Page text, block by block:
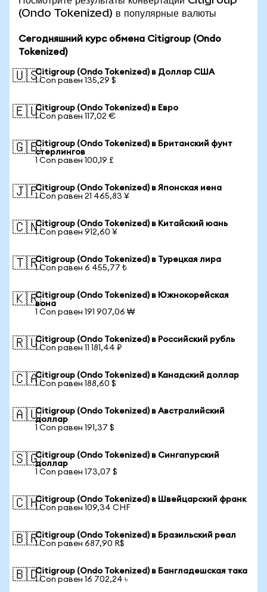
(Ondo Tokenized) в популярные валюты
Сегодняшний курс обмена Citigroup (Ondo
Tokenized)
🇺🇸Citigroup (Ondo Tokenized) в Доллар США
1 Con равен 135,29 $
🇪🇺Citigroup (Ondo Tokenized) в Евро
1 Con равен 117,02 €
🇬🇧Citigroup (Ondo Tokenized) в Британский фунт
стерлингов
1 Con равен 100,19 £
🇯🇵Citigroup (Ondo Tokenized) в Японская иена
1 Con равен 21 465,83 ¥
🇨🇳Citigroup (Ondo Tokenized) в Китайский юань
1 Con равен 912,60 ¥
🇹🇷Citigroup (Ondo Tokenized) в Турецкая лира
1 Con равен 6 455,77 ₺
🇰🇷Citigroup (Ondo Tokenized) в Южнокорейская
вона
1 Con равен 191 907,06 ₩
🇷🇺Citigroup (Ondo Tokenized) в Российский рубль
1 Con равен 11 181,44 ₽
🇨🇦Citigroup (Ondo Tokenized) в Канадский доллар
1 Con равен 188,60 $
🇦🇺Citigroup (Ondo Tokenized) в Австралийский
доллар
1 Con равен 191,37 $
🇸🇬Citigroup (Ondo Tokenized) в Сингапурский
доллар
1 Con равен 173,07 $
🇨🇭Citigroup (Ondo Tokenized) в Швейцарский франк
1 Con равен 109,34 CHF
🇧🇷Citigroup (Ondo Tokenized) в Бразильский реал
1 Con равен 687,90 R$
🇧🇩Citigroup (Ondo Tokenized) в Бангладешская така
1 Con равен 16 702,24 ৳